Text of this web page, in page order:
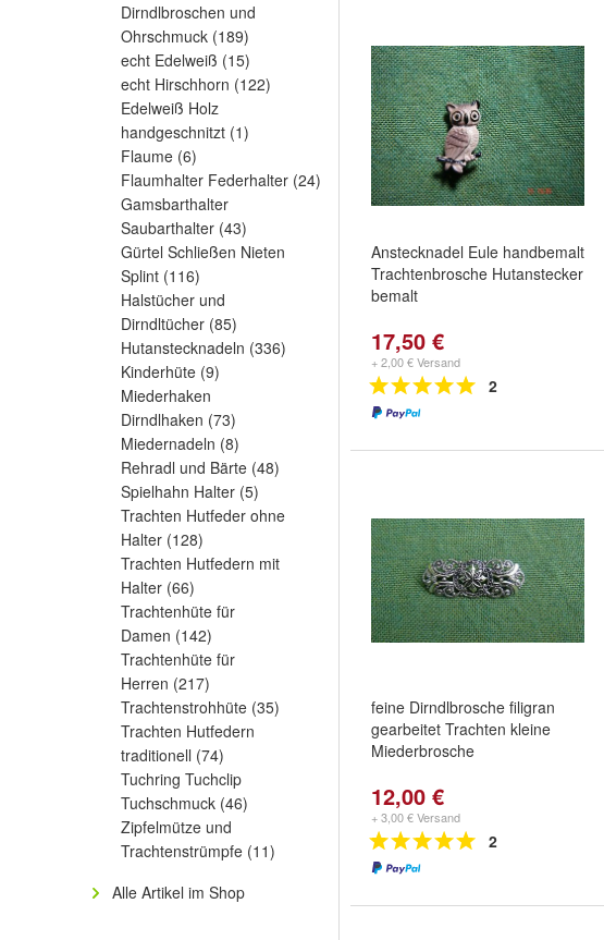
Dirndlbroschen und
Ohrschmuck (189)
echt Edelweiß (15)
echt Hirschhorn (122)
Edelweiß Holz
handgeschnitzt (1)
Flaume (6)
Flaumhalter Federhalter (24)
Gamsbarthalter
Saubarthalter (43)
Gürtel Schließen Nieten
Splint (116)
Halstücher und
Dirndltücher (85)
Hutanstecknadeln (336)
Kinderhüte (9)
Miederhaken
Dirndlhaken (73)
Miedernadeln (8)
Rehradl und Bärte (48)
Spielhahn Halter (5)
Trachten Hutfeder ohne
Halter (128)
Trachten Hutfedern mit
Halter (66)
Trachtenhüte für
Damen (142)
Trachtenhüte für
Herren (217)
Trachtenstrohhüte (35)
Trachten Hutfedern
traditionell (74)
Tuchring Tuchclip
Tuchschmuck (46)
Zipfelmütze und
Trachtenstrümpfe (11)
Alle Artikel im Shop
Anstecknadel Eule handbemalt
Trachtenbrosche Hutanstecker
bemalt
17,50 €
+ 2,00 € Versand
2
feine Dirndlbrosche filigran
gearbeitet Trachten kleine
Miederbrosche
12,00 €
+ 3,00 € Versand
2